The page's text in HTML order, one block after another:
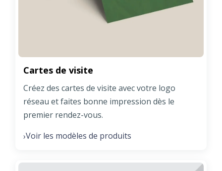
Cartes de visite
Créez des cartes de visite avec votre logo
réseau et faites bonne impression dès le
premier rendez-vous.
›Voir les modèles de produits